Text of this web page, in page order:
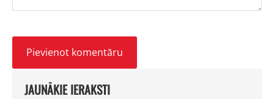
JAUNĀKIE IERAKSTI